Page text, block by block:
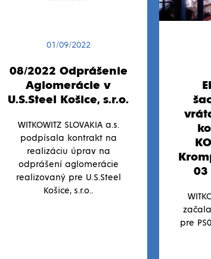
01/09/2022
08/2022 Odprášenie
Aglomerácie v
U.S.Steel Košice, s.r.o.
WITKOWITZ SLOVAKIA a.s.
podpísala kontrakt na
realizáciu úprav na
odprášení aglomerácie
realizovaný pre U.S.Steel
Košice, s.r.o..
03
pre